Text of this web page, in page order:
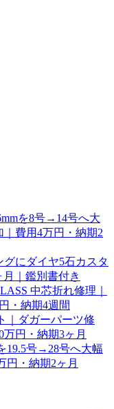
を8号→14号へ大
費用4万円・納期2
にダイヤ5石カスタ
月｜鑑別書付き
中芯折れ修理｜
・納期4週間
｜ダガーパーツ修
円・納期3ヶ月
19.5号→28号へ大幅
円・納期2ヶ月